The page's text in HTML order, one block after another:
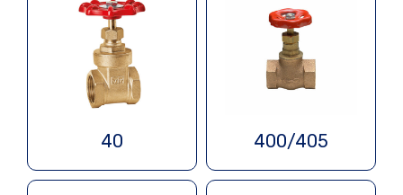
40 400/405